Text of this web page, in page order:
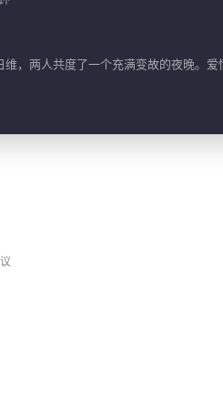
，两人共度了一个充满变故的夜晚。爱